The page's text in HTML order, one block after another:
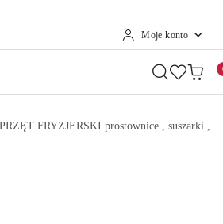
Moje konto
FRYZJERSKI prostownice , suszarki ,